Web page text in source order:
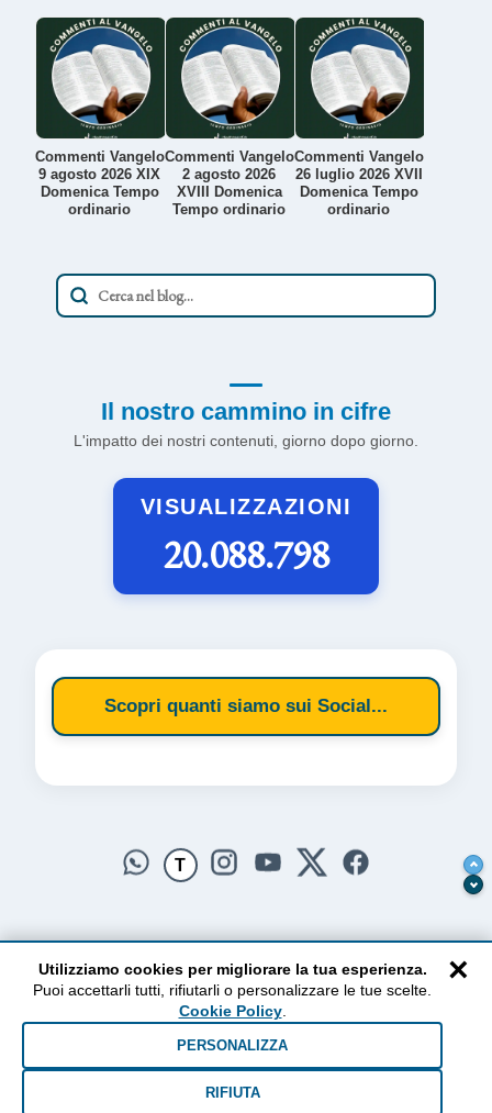
Commenti Vangelo
9 agosto 2026 XIX
Domenica Tempo
ordinario
Commenti Vangelo
2 agosto 2026
XVIII Domenica
Tempo ordinario
Commenti Vangelo
26 luglio 2026 XVII
Domenica Tempo
ordinario
Il nostro cammino in cifre
L'impatto dei nostri contenuti, giorno dopo giorno.
VISUALIZZAZIONI
20.088.798
Scopri quanti siamo sui Social...
T
AlzogliOcchiversoilCielo
Dal 2010 ad oggi • Testi e pensieri tra terra e cielo
×
Utilizziamo cookies per migliorare la tua esperienza.
Puoi accettarli tutti, rifiutarli o personalizzare le tue scelte.
Cookie Policy.
PERSONALIZZA
RIFIUTA